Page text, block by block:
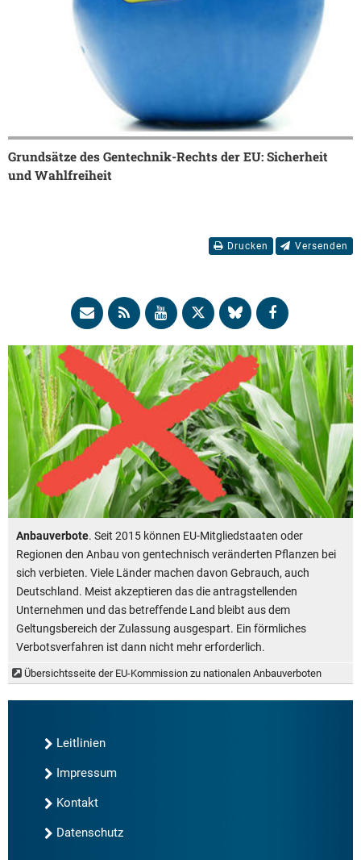
Grundsätze des Gentechnik-Rechts der EU: Sicherheit
und Wahlfreiheit
Drucken Versenden
Anbauverbote. Seit 2015 können EU-Mitgliedstaaten oder
Regionen den Anbau von gentechnisch veränderten Pflanzen bei
sich verbieten. Viele Länder machen davon Gebrauch, auch
Deutschland. Meist akzeptieren das die antragstellenden
Unternehmen und das betreffende Land bleibt aus dem
Geltungsbereich der Zulassung ausgespart. Ein förmliches
Verbotsverfahren ist dann nicht mehr erforderlich.
Übersichtsseite der EU-Kommission zu nationalen Anbauverboten
Leitlinien
Impressum
Kontakt
Datenschutz